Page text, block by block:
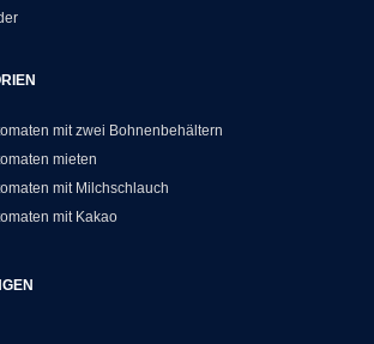
mit zwei Bohnenbehältern
mieten
mit Milchschlauch
mit Kakao